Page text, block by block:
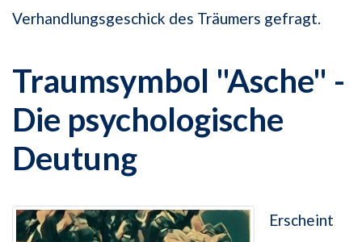
Verhandlungsgeschick des Träumers gefragt.
Traumsymbol "Asche" -
Die psychologische
Deutung
Erscheint